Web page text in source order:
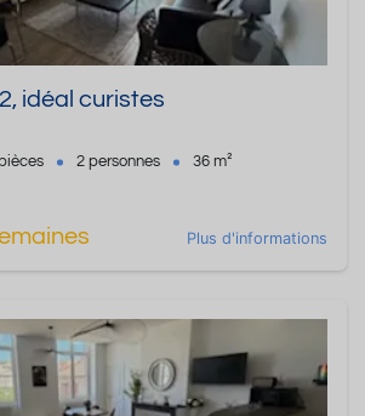
idéal curistes
2 personnes 36 m²
Plus d'informations